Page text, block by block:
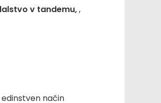
v tandemu,,
način